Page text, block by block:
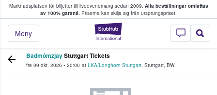
Marknadsplatsen för biljetter till liveevenemang sedan 2009. Alla beställningar omfattas
av 100% garanti. Priserna kan skilja sig från ursprungspriset.
StubHub – där
Meny
köper och säljer biljetter.
BadmómzjayStuttgart Tickets
fre 09 okt. 2026 • 20:00 at LKA/Longhorn Stuttgart, Stuttgart, BW